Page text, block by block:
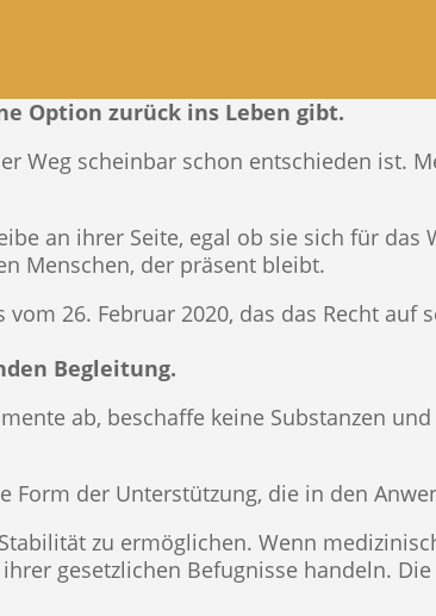
Option zurück ins Leben gibt.
scheinbar schon entschieden ist.
an ihrer Seite, egal ob sie sich für das
Menschen, der präsent bleibt.
26. Februar 2020, das das Recht auf
Begleitung.
ab, beschaffe keine Substanzen
der Unterstützung, die in den
zu ermöglichen. Wenn
gesetzlichen Befugnisse handeln.